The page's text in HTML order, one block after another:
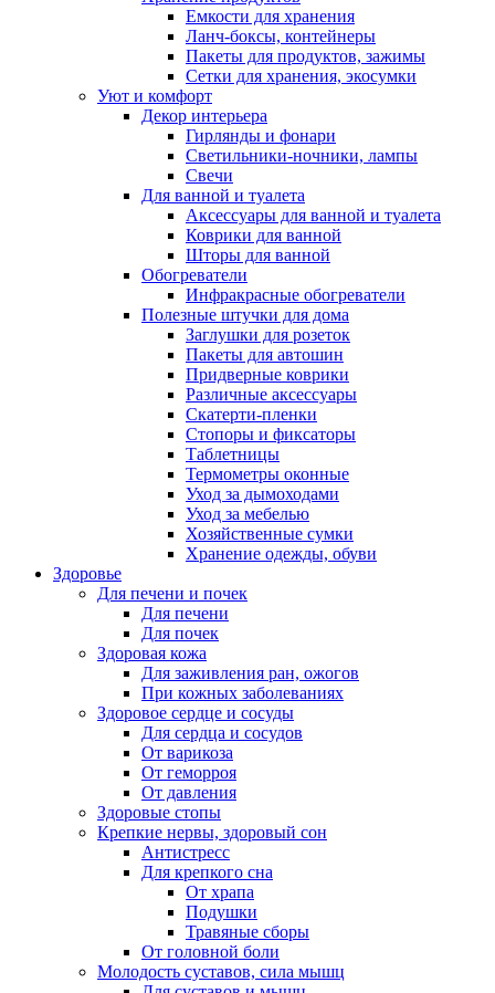
Емкости для хранения
Ланч-боксы, контейнеры
Пакеты для продуктов, зажимы
Сетки для хранения, экосумки
Уют и комфорт
Декор интерьера
Гирлянды и фонари
Светильники-ночники, лампы
Свечи
Для ванной и туалета
Аксессуары для ванной и туалета
Коврики для ванной
Шторы для ванной
Обогреватели
Инфракрасные обогреватели
Полезные штучки для дома
Заглушки для розеток
Пакеты для автошин
Придверные коврики
Различные аксессуары
Скатерти-пленки
Стопоры и фиксаторы
Таблетницы
Термометры оконные
Уход за дымоходами
Уход за мебелью
Хозяйственные сумки
Хранение одежды, обуви
Здоровье
Для печени и почек
Для печени
Для почек
Здоровая кожа
Для заживления ран, ожогов
При кожных заболеваниях
Здоровое сердце и сосуды
Для сердца и сосудов
От варикоза
От геморроя
От давления
Здоровые стопы
Крепкие нервы, здоровый сон
Антистресс
Для крепкого сна
От храпа
Подушки
Травяные сборы
От головной боли
Молодость суставов, сила мышц